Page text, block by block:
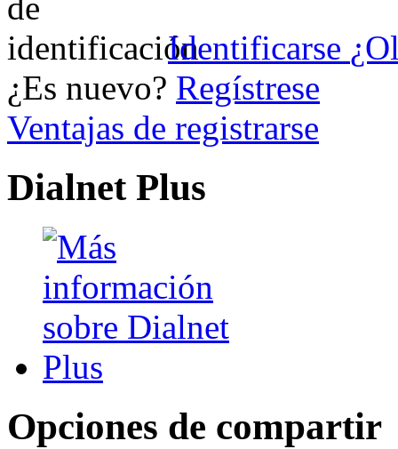
Identificarse
¿Es nuevo? Regístrese
Ventajas de registrarse
Dialnet Plus
Opciones de compartir